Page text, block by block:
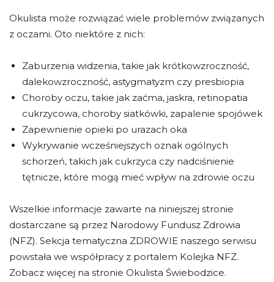
Okulista może rozwiązać wiele problemów związanych
z oczami. Oto niektóre z nich:
Zaburzenia widzenia, takie jak krótkowzroczność,
dalekowzroczność, astygmatyzm czy presbiopia
Choroby oczu, takie jak zaćma, jaskra, retinopatia
cukrzycowa, choroby siatkówki, zapalenie spojówek
Zapewnienie opieki po urazach oka
Wykrywanie wcześniejszych oznak ogólnych
schorzeń, takich jak cukrzyca czy nadciśnienie
tętnicze, które mogą mieć wpływ na zdrowie oczu
Wszelkie informacje zawarte na niniejszej stronie
dostarczane są przez Narodowy Fundusz Zdrowia
(NFZ). Sekcja tematyczna ZDROWIE naszego serwisu
powstała we współpracy z portalem Kolejka NFZ.
Zobacz więcej na stronie Okulista Świebodzice.